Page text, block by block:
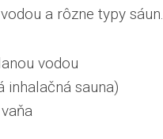
a rôzne typy sáun.
vodou
inhalačná sauna)